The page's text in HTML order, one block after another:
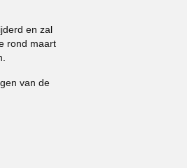
en zal
rond maart
van de